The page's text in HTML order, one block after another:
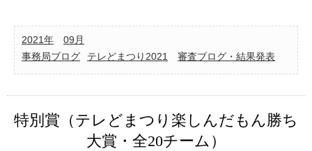
2021年
09月
事務局ブログ
テレどまつり2021 審査ブログ・結果発表
特別賞（テレどまつり楽しんだもん勝ち
大賞・全20チーム）